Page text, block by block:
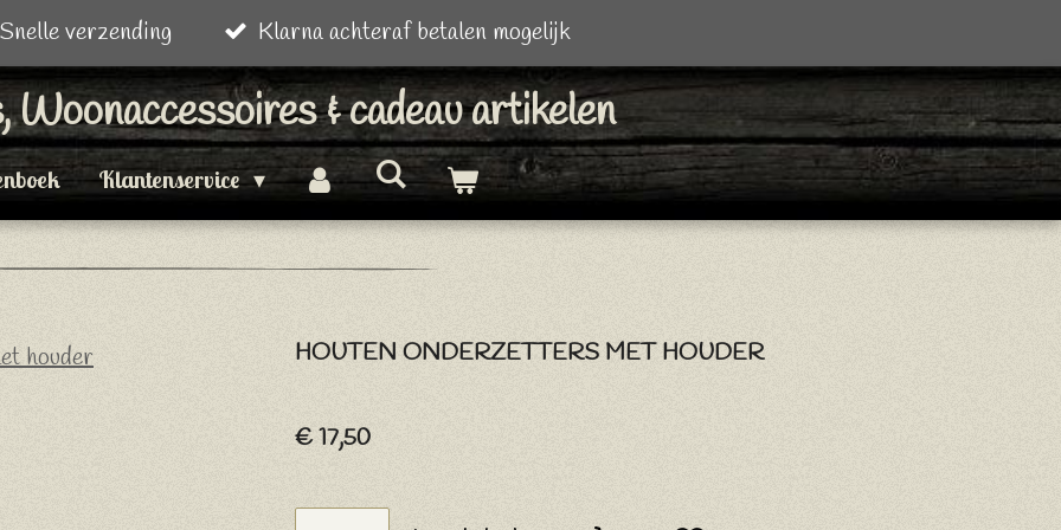
Snelle verzending Klarna achteraf betalen mogelijk
Woonaccessoires & cadeau artikelen
Klantenservice
HOUTEN ONDERZETTERS MET HOUDER
€ 17,50